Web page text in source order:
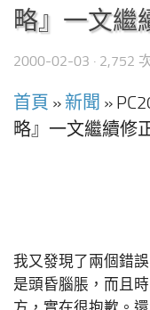
略』一文繼
2000-02-03 · 2,752
首頁 » 新聞 »
略』一文繼續修
我又發現了兩個錯
是頭昏腦脹，而且